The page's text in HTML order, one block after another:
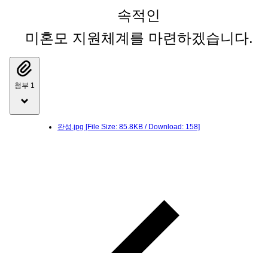
속적인
미혼모 지원체계를 마련하겠습니다.
첨부 1
완성.jpg [File Size: 85.8KB / Download: 158]